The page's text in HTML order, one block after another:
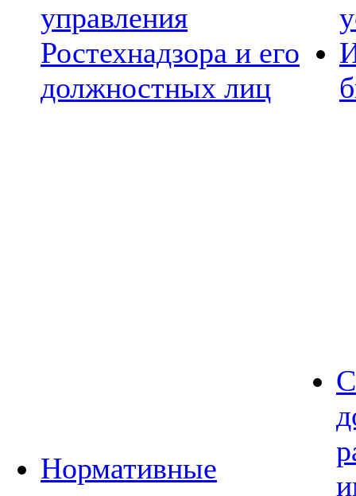
управления
Ростехнадзора и его
должностных лиц
Нормативные